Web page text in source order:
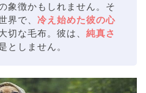
象徴かもしれません。そ
界で、 冷え始めた彼の心
切な毛布。彼は、 純真さ
としません。